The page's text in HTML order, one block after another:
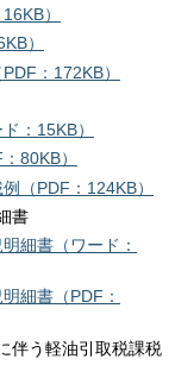
）
）
：172KB）
：15KB）
80KB）
（PDF：124KB）
書
細書（ワード：
細書（PDF：
伴う軽油引取税課税